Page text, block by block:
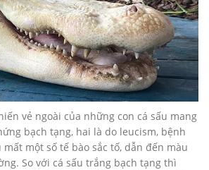
vẻ ngoài của những con cá sấu mang
bạch tạng, hai là do leucism, bệnh
một số tế bào sắc tố, dẫn đến màu
So với cá sấu trắng bạch tạng thì